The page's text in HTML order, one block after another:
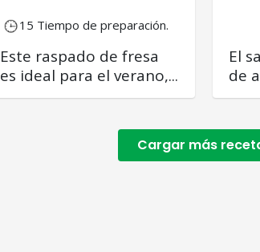
15 Tiempo de preparación.
Este raspado de fresa
es ideal para el verano,...
El
de
Cargar más